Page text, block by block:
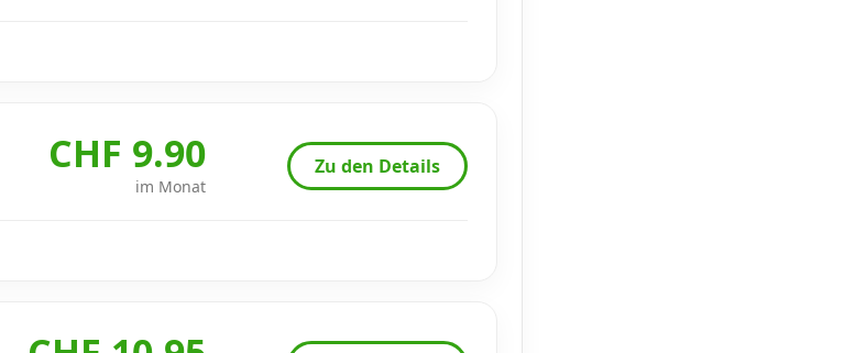
CHF 9.90
im Monat
Zu den Details